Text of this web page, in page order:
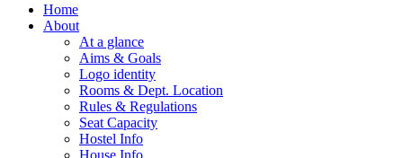
Home
About
At a glance
Aims & Goals
Logo identity
Rooms & Dept. Location
Rules & Regulations
Seat Capacity
Hostel Info
House Info